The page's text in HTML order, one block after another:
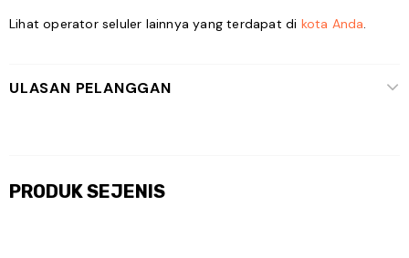
Lihat operator seluler lainnya yang terdapat di kota Anda.
ULASAN PELANGGAN
PRODUK SEJENIS